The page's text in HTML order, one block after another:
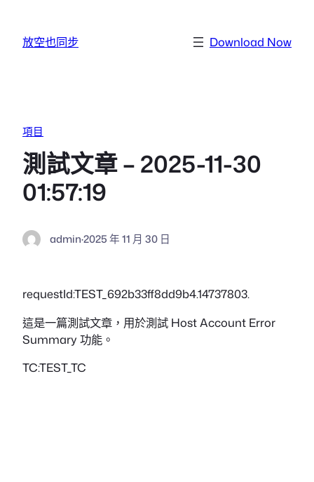
放空也同步 Download Now
項目
測試文章 – 2025-11-30
01:57:19
admin·2025 年 11 月 30 日
requestId:TEST_692b33ff8dd9b4.14737803.
這是一篇測試文章，用於測試 Host Account Error
Summary 功能。
TC:TEST_TC